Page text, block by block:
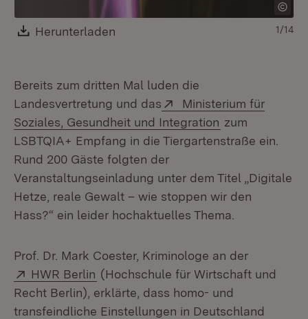
Download:
Herunterladen 1/14
Bereits zum dritten Mal luden die
Landesvertretung und das
Extern:
Ministerium für
Soziales, Gesundheit und Integration (Öffnet in
zum
LSBTQIA+ Empfang in die Tiergartenstraße ein.
Rund 200 Gäste folgten der
Veranstaltungseinladung unter dem Titel „Digitale
Hetze, reale Gewalt – wie stoppen wir den
Hass?“ ein leider hochaktuelles Thema.
Prof. Dr. Mark Coester, Kriminologe an der
Extern:
HWR Berlin (Öffnet in neuem Fenster)
(Hochschule für Wirtschaft und
Recht Berlin), erklärte, dass homo- und
transfeindliche Einstellungen in Deutschland